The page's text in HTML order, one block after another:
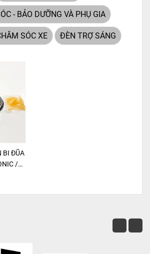
- BẢO DƯỠNG VÀ PHỤ GIA
SÓC XE ĐÈN TRỢ SÁNG
BI ĐŨA
/